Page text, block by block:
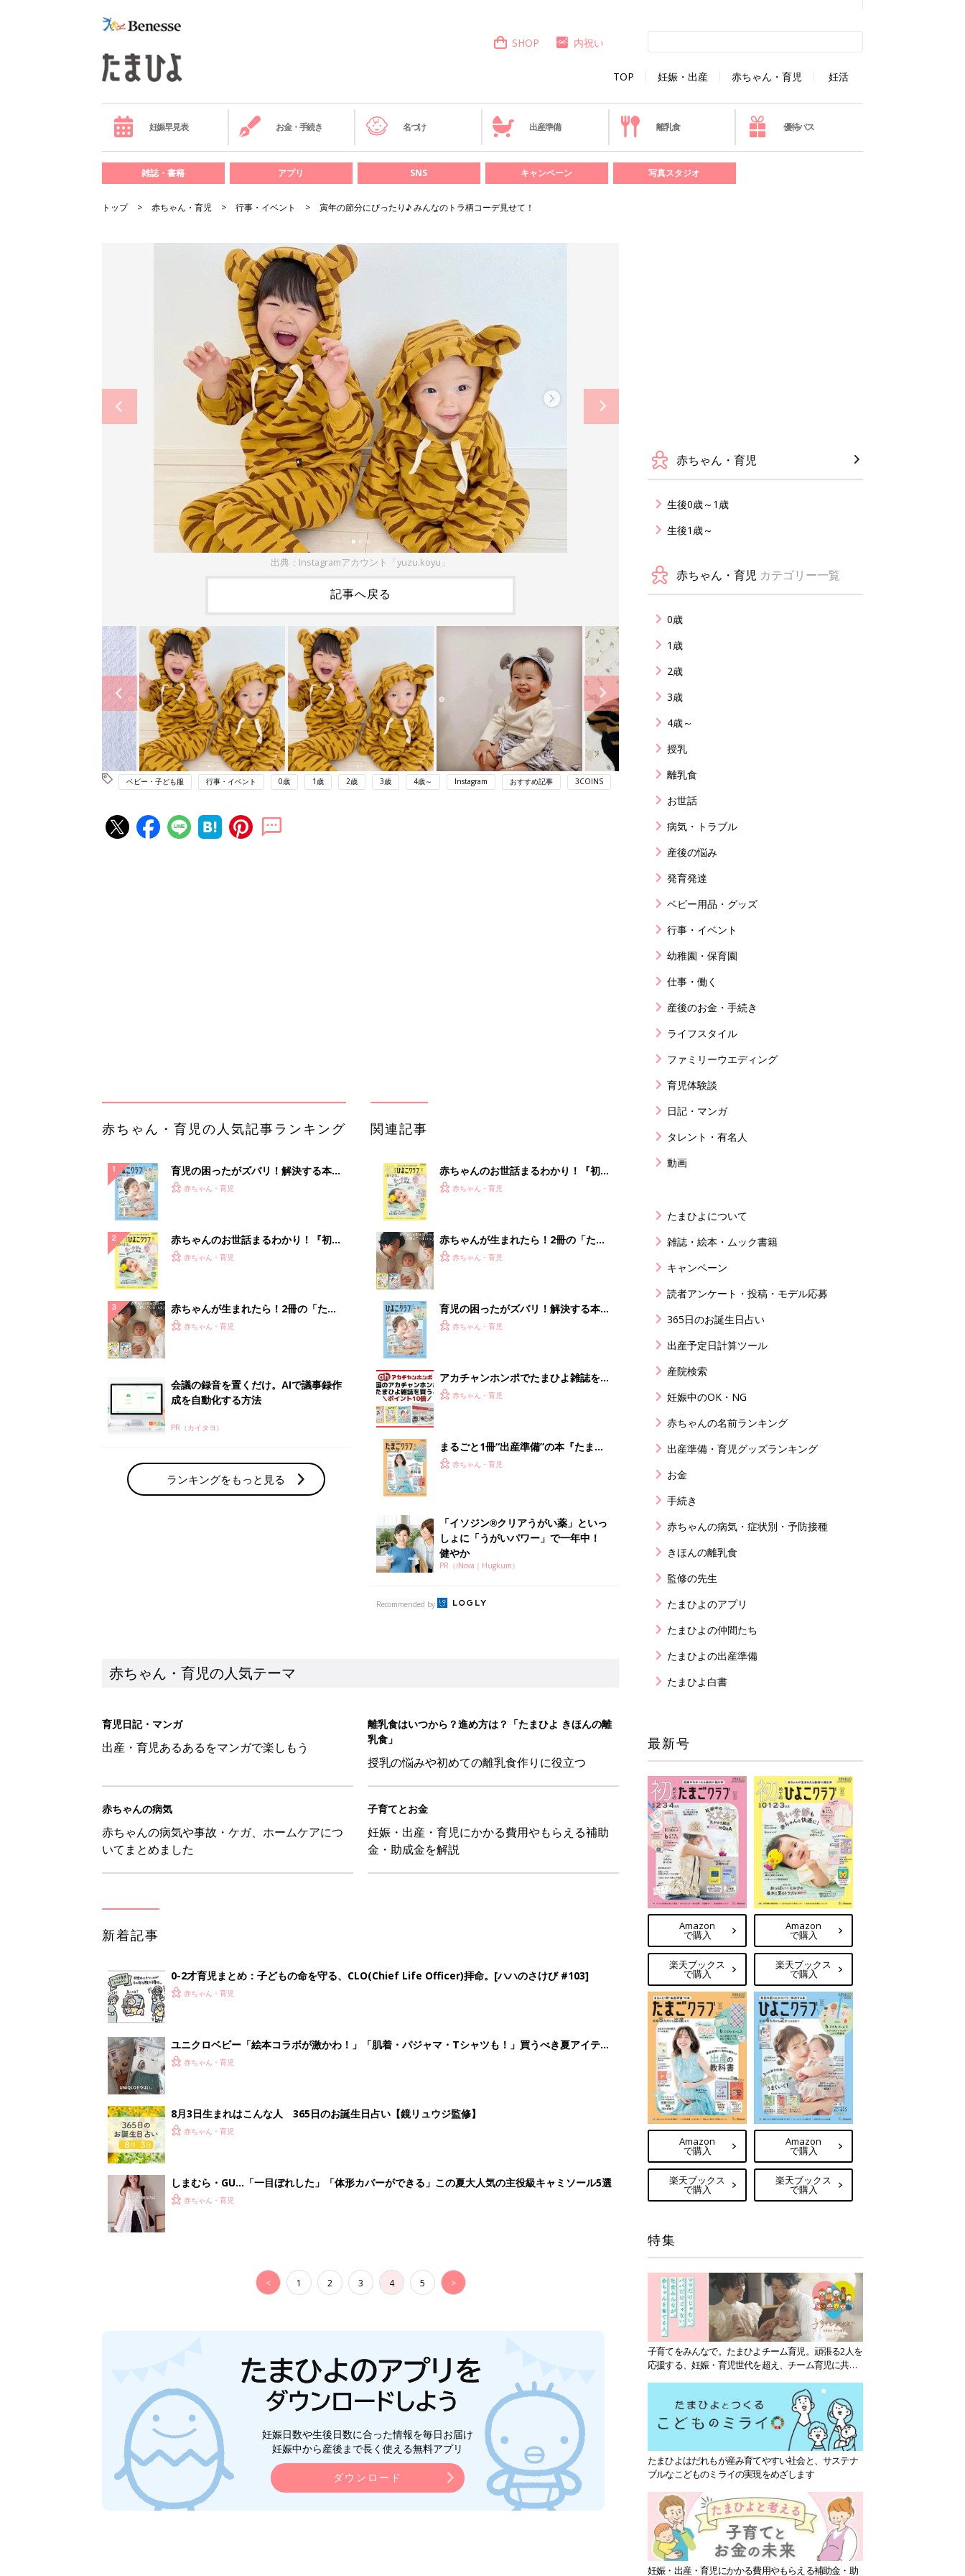
TOP 妊娠・出産 赤ちゃん・育児 妊活
SHOP 内祝い
妊娠早見表 お金・手続き 名づけ 出産準備 離乳食 優待パス
雑誌・書籍 アプリ SNS キャンペーン 写真スタジオ
トップ 赤ちゃん・育児 行事・イベント 寅年の節分にぴったり♪ みんなのトラ柄コーデ見せて！
出典：Instagramアカウント「yuzu.koyu」
記事へ戻る
ベビー・子ども服 行事・イベント 0歳 1歳 2歳 3歳 4歳～ Instagram おすすめ記事 3COINS
成を自動化する方法
PR（カイタヨ）
ランキングをもっと見る
夫婦で予習する 出産の教科書
しょに「うがいパワー」で一年中！
健やか
PR（iNova｜Hugkum）
赤ちゃん・育児の人気テーマ
育児日記・マンガ
離乳食はいつから？進め方は？「たまひよ きほんの離
授乳の悩みや初めての離乳食作りに役立つ
子育てとお金
妊娠・出産・育児にかかる費用やもらえる補助
金・助成金を解説
0-2才育児まとめ：子どもの命を守る、CLO(Chief Life Officer)拝命。[ハハのさけび #103]
赤ちゃん・育児
ユニクロベビー「絵本コラボが激かわ！」「肌着・パジャマ・Tシャツも！」買うべき夏アイテム
赤ちゃん・育児
8月3日生まれはこんな人 365日のお誕生日占い【鏡リュウジ監修】
< 1 2 4 5 >
赤ちゃん・育児
生後0歳～1歳
生後1歳～
赤ちゃん・育児 カテゴリー一覧
0歳
1歳
2歳
3歳
4歳～
授乳
離乳食
お世話
病気・トラブル
産後の悩み
発育発達
ベビー用品・グッズ
行事・イベント
幼稚園・保育園
仕事・働く
産後のお金・手続き
ライフスタイル
ファミリーウエディング
育児体験談
日記・マンガ
タレント・有名人
動画
たまひよについて
雑誌・絵本・ムック書籍
キャンペーン
読者アンケート・投稿・モデル応募
365日のお誕生日占い
出産予定日計算ツール
産院検索
妊娠中のOK・NG
赤ちゃんの名前ランキング
出産準備・育児グッズランキング
お金
手続き
赤ちゃんの病気・症状別・予防接種
きほんの離乳食
監修の先生
たまひよのアプリ
たまひよの仲間たち
たまひよの出産準備
たまひよ白書
最新号
Amazon
で購入
楽天ブックス
で購入
Amazon
で購入
楽天ブックス
で購入
Amazon
で購入
楽天ブックス
で購入
Amazon
で購入
楽天ブックス
で購入
特集
子育てをみんなで。たまひよチーム育児。頑張る2人を
応援する、妊娠・育児世代を超え、チーム育児に共感
たまひよはだれもが産み育てやすい社会と、サステナ
ブルなこどものミライの実現をめざします
妊娠・出産・育児にかかる費用やもらえる補助金・助